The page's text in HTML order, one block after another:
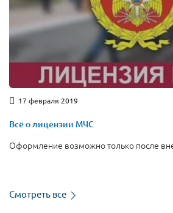
17 февраля 2019
Всё о лицензии МЧС
Оформление возможно только после
Смотреть все